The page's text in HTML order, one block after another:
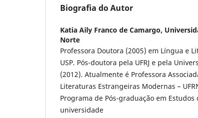
Biografia do Autor
Katia Aily Franco de Camargo,
Norte
Professora Doutora (2005) em Língua e
USP. Pós-doutora pela UFRJ e pela
(2012). Atualmente é Professora
Literaturas Estrangeiras Modernas –
Programa de Pós-graduação em
universidade